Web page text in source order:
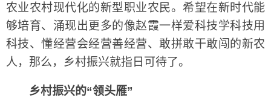
农业农村现代化的新型职业农民。希望在新时代能
够培育、涌现出更多的像赵霞一样爱科技学科技用
科技、懂经营会经营善经营、敢拼敢干敢闯的新农
人，那么，乡村振兴就指日可待了。
乡村振兴的“领头雁”